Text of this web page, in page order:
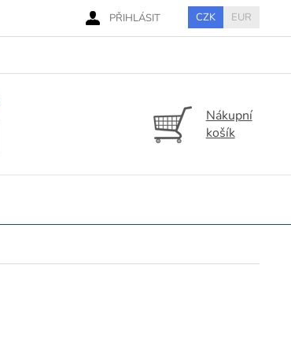
PŘIHLÁSIT CZK EUR
Nákupní
košík